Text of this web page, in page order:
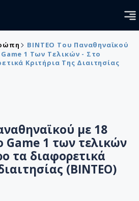
ΒΙΝΤΕΟ Του Παναθηναϊκού
1 Των Τελικών - Στο
Κριτήρια Της Διαιτησίας
με 18
Game 1 των τελικών
τα διαφορετικά
(ΒΙΝΤΕΟ)